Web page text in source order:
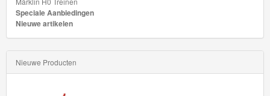
Speciale Aanbiedingen
Nieuwe artikelen
Nieuwe Producten